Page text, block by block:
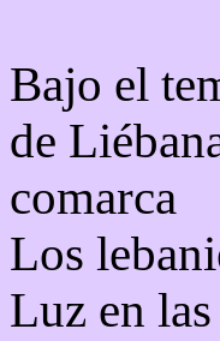
Bajo el
de
comarca
Los
Luz en